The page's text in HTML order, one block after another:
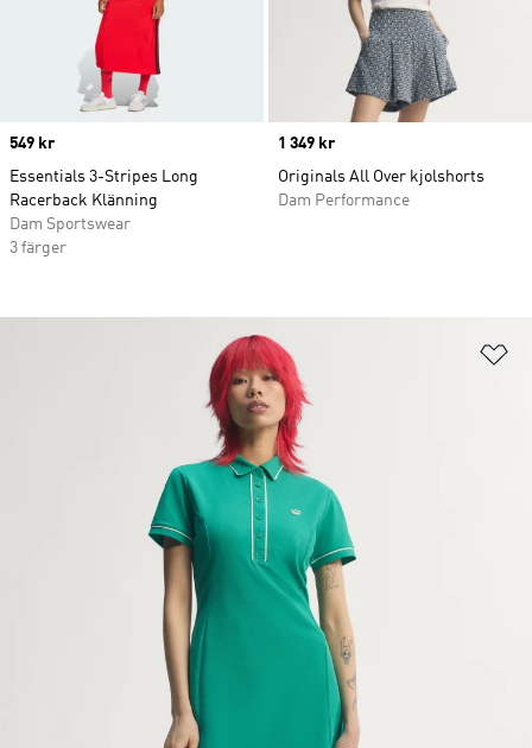
Price
549 kr
Essentials 3-Stripes Long
Racerback Klänning
Dam Sportswear
3 färger
Price
1 349 kr
Originals All Over kjolshorts
Dam Performance